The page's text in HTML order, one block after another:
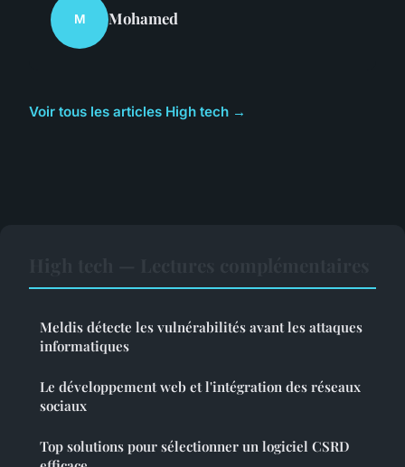
M Mohamed
Voir tous les articles High tech →
Meldis détecte les vulnérabilités avant les attaques
informatiques
Le développement web et l'intégration des réseaux
sociaux
Top solutions pour sélectionner un logiciel CSRD